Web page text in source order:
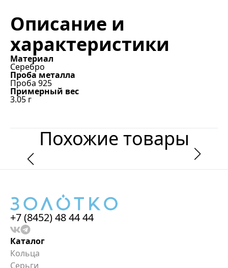
Описание и
характеристики
Материал
Серебро
Проба металла
Проба 925
Примерный вес
3.05 г
Похожие товары
+7 (8452) 48 44 44
Каталог
Кольца
Серьги